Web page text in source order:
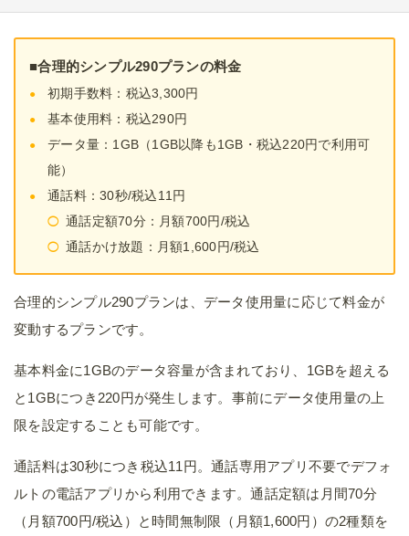
■合理的シンプル290プランの料金
初期手数料：税込3,300円
基本使用料：税込290円
データ量：1GB（1GB以降も1GB・税込220円で利用可
能）
通話料：30秒/税込11円
通話定額70分：月額700円/税込
通話かけ放題：月額1,600円/税込
合理的シンプル290プランは、データ使用量に応じて料金が
変動するプランです。
基本料金に1GBのデータ容量が含まれており、1GBを超える
と1GBにつき220円が発生します。事前にデータ使用量の上
限を設定することも可能です。
通話料は30秒につき税込11円。通話専用アプリ不要でデフォ
ルトの電話アプリから利用できます。通話定額は月間70分
（月額700円/税込）と時間無制限（月額1,600円）の2種類を